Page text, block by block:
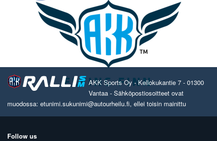
AKK Sports Oy - Kellokukantie 7 - 01300
Vantaa - Sähköpostiosoitteet ovat
muodossa: etunimi.sukunimi@autourheilu.fi, ellei toisin mainittu
Follow us